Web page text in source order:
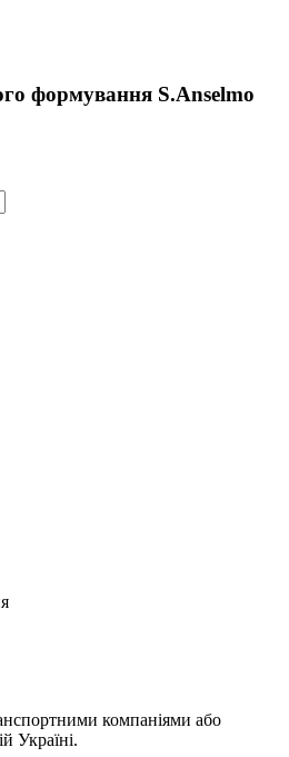
формування S.Anselmo
компаніями або
Україні.